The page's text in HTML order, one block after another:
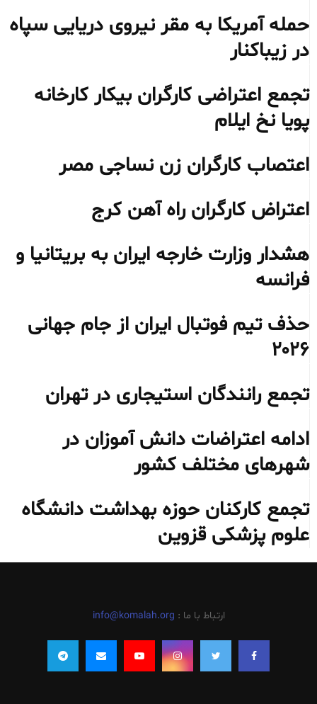
حمله آمریکا به مقر نیروی دریایی سپاه
در زیباکنار
تجمع اعتراضی کارگران بیکار کارخانه
پویا نخ ایلام
اعتصاب کارگران زن نساجی مصر
اعتراض کارگران راه آهن کرج
هشدار وزارت خارجه ایران به بریتانیا و
فرانسه
حذف تیم فوتبال ایران از جام جهانی
۲۰۲۶
تجمع رانندگان استیجاری در تهران
ادامه اعتراضات دانش آموزان در
شهرهای مختلف کشور
تجمع کارکنان حوزه بهداشت دانشگاه
علوم پزشکی قزوین
ارتباط با ما : info@komalah.org